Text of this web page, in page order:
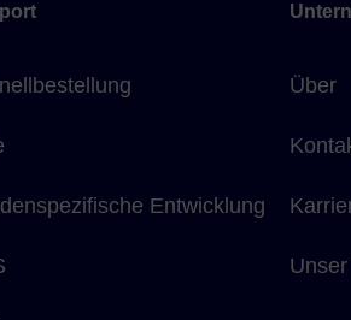
Entwicklung
Über